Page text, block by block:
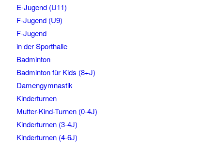
E-Jugend (U11)
F-Jugend (U9)
F-Jugend
in der Sporthalle
Badminton
Badminton für Kids (8+J)
Damengymnastik
Kinderturnen
Mutter-Kind-Turnen (0-4J)
Kinderturnen (3-4J)
Kinderturnen (4-6J)